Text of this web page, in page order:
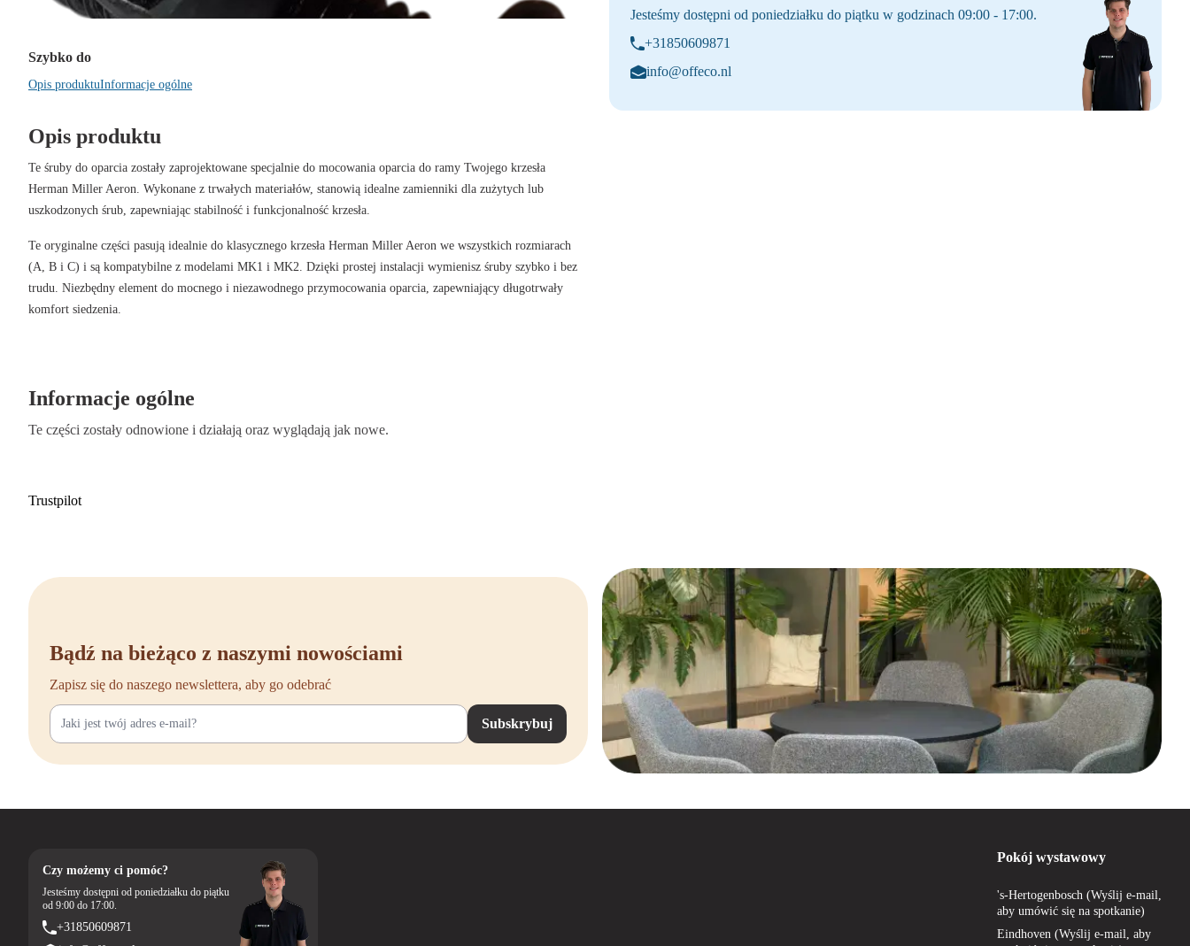
Jesteśmy dostępni od poniedziałku do piątku w godzinach 09:00 - 17:00.
+31850609871
info@offeco.nl
Szybko do
Opis produktuInformacje ogólne
Opis produktu
Te śruby do oparcia zostały zaprojektowane specjalnie do mocowania oparcia do ramy Twojego krzesła
Herman Miller Aeron. Wykonane z trwałych materiałów, stanowią idealne zamienniki dla zużytych lub
uszkodzonych śrub, zapewniając stabilność i funkcjonalność krzesła.
Te oryginalne części pasują idealnie do klasycznego krzesła Herman Miller Aeron we wszystkich rozmiarach
(A, B i C) i są kompatybilne z modelami MK1 i MK2. Dzięki prostej instalacji wymienisz śruby szybko i bez
trudu. Niezbędny element do mocnego i niezawodnego przymocowania oparcia, zapewniający długotrwały
komfort siedzenia.
Informacje ogólne
Te części zostały odnowione i działają oraz wyglądają jak nowe.
Trustpilot
Bądź na bieżąco z naszymi nowościami
Zapisz się do naszego newslettera, aby go odebrać
Subskrybuj
Czy możemy ci pomóc?
Jesteśmy dostępni od poniedziałku do piątku
od 9:00 do 17:00.
+31850609871
Pokój wystawowy
's-Hertogenbosch (Wyślij e-mail,
aby umówić się na spotkanie)
Eindhoven (Wyślij e-mail, aby